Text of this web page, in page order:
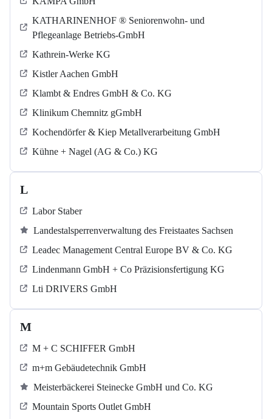
KATHARINENHOF ® Seniorenwohn- und
Pflegeanlage Betriebs-GmbH
Kathrein-Werke KG
Kistler Aachen GmbH
Klambt & Endres GmbH & Co. KG
Klinikum Chemnitz gGmbH
Kochendörfer & Kiep Metallverarbeitung GmbH
Kühne + Nagel (AG & Co.) KG
L
Labor Staber
Landestalsperrenverwaltung des Freistaates Sachsen
Leadec Management Central Europe BV & Co. KG
Lindenmann GmbH + Co Präzisionsfertigung KG
Lti DRIVERS GmbH
M
M + C SCHIFFER GmbH
m+m Gebäudetechnik GmbH
Meisterbäckerei Steinecke GmbH und Co. KG
Mountain Sports Outlet GmbH